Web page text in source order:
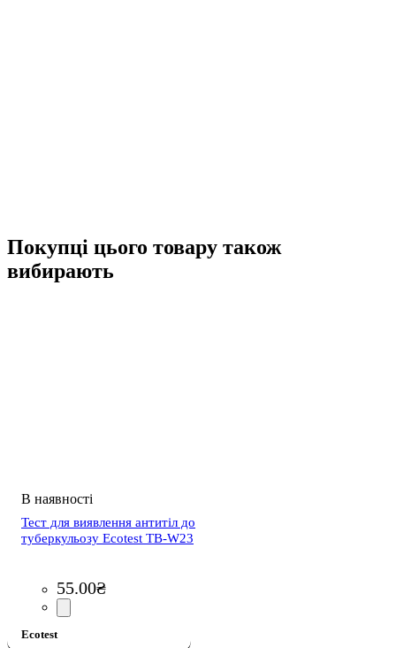
Покупці цього товару також
вибирають
Тест для виявлення антитіл до
туберкульозу Ecotest TB-W23
55.00₴
Ecotest